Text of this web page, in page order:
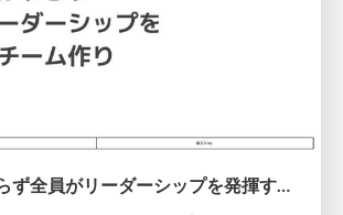
職位にかかわらず全員がリーダーシップを発揮するチーム作り / Building a team where everyone can demonstrate leadership regardless of position